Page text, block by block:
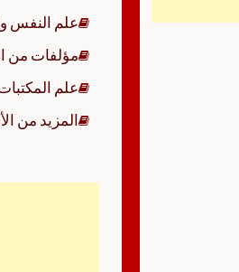
علم النفس
مؤلفات من
علم المكتبات
المزيد من